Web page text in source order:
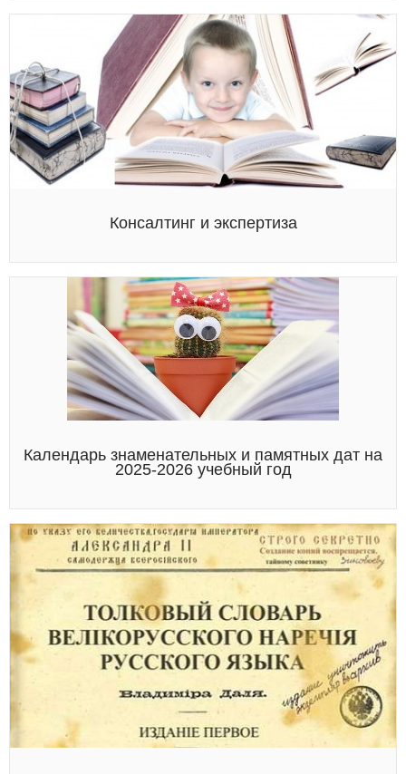
Консалтинг и экспертиза
Календарь знаменательных и памятных дат на
2025-2026 учебный год